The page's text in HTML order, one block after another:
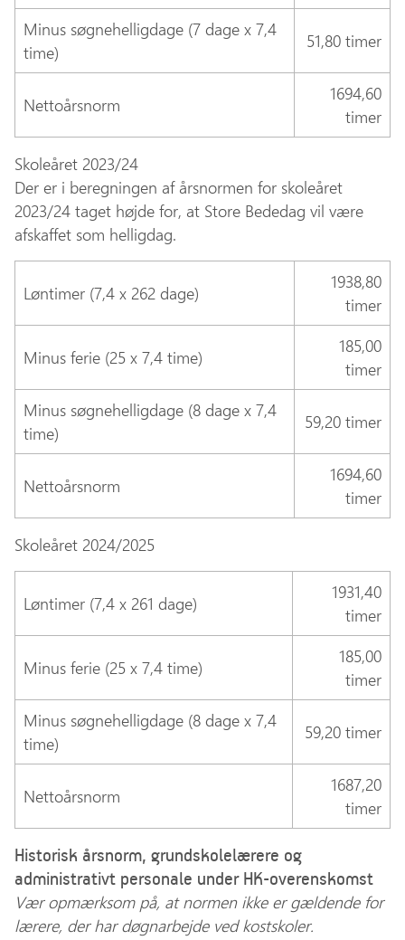
Minus søgnehelligdage (7 dage x 7,4
time)
51,80 timer
Nettoårsnorm
1694,60
timer
Skoleåret 2023/24
Der er i beregningen af årsnormen for skoleåret
2023/24 taget højde for, at Store Bededag vil være
afskaffet som helligdag.
Løntimer (7,4 x 262 dage)
1938,80
timer
Minus ferie (25 x 7,4 time)
185,00
timer
Minus søgnehelligdage (8 dage x 7,4
time)
59,20 timer
Nettoårsnorm
1694,60
timer
Skoleåret 2024/2025
Løntimer (7,4 x 261 dage)
1931,40
timer
Minus ferie (25 x 7,4 time)
185,00
timer
Minus søgnehelligdage (8 dage x 7,4
time)
59,20 timer
Nettoårsnorm
1687,20
timer
Historisk årsnorm, grundskolelærere og
administrativt personale under HK-overenskomst
Vær opmærksom på, at normen ikke er gældende for
lærere, der har døgnarbejde ved kostskoler.